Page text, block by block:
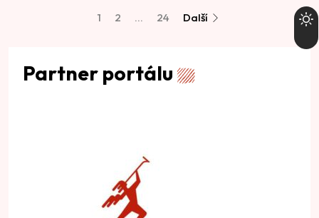
1 2 … 24 Další
Partner portálu